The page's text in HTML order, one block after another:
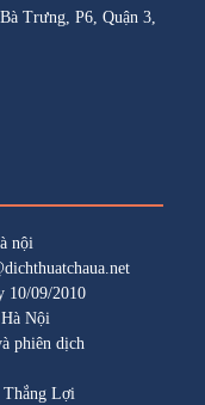
Trưng, P6, Quận 3,
nội
10/09/2010
Nội
phiên dịch
Lợi